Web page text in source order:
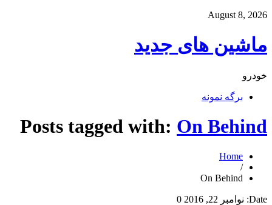
August 8, 2026
ماشین های جدید
خودرو
برگه نمونه
Posts tagged with: On Behind
Home
/
On Behind
Date: نوامبر 22, 2016 0